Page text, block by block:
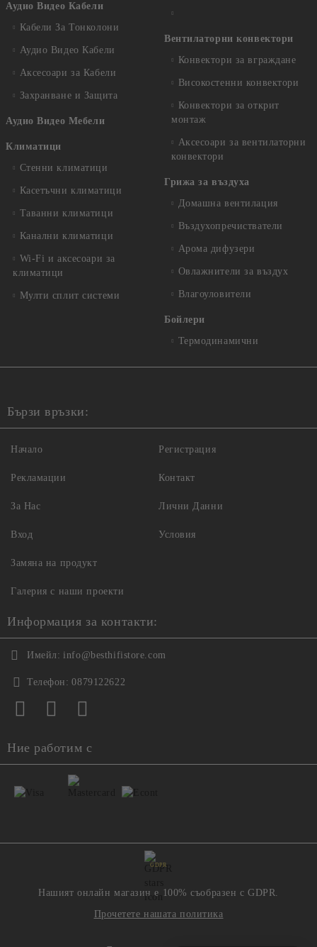
Аудио Видео Кабели
Кабели За Тонколони
Аудио Видео Кабели
Аксесоари за Кабели
Захранване и Защита
Аудио Видео Мебели
Климатици
Стенни климатици
Касетъчни климатици
Таванни климатици
Канални климатици
Wi-Fi и аксесоари за
климатици
Мулти сплит системи
Вентилаторни конвектори
Конвектори за вграждане
Високостенни конвектори
Конвектори за открит
монтаж
Аксесоари за вентилаторни
конвектори
Грижа за въздуха
Домашна вентилация
Въздухопречистватели
Арома дифузери
Овлажнители за въздух
Влагоуловители
Бойлери
Термодинамични
Бързи връзки:
Начало
Рекламации
За Нас
Вход
Регистрация
Контакт
Лични Данни
Условия
Замяна на продукт
Галерия с наши проекти
Информация за контакти:
Имейл: info@besthifistore.com
Телефон: 0879122622
Ние работим с
GDPR
Нашият онлайн магазин е 100% съобразен с GDPR.
Прочетете нашата политика